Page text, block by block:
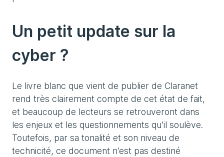
Un petit update sur la
cyber ?
Le livre blanc que vient de publier de Claranet
rend très clairement compte de cet état de fait,
et beaucoup de lecteurs se retrouveront dans
les enjeux et les questionnements qu’il soulève.
Toutefois, par sa tonalité et son niveau de
technicité, ce document n’est pas destiné